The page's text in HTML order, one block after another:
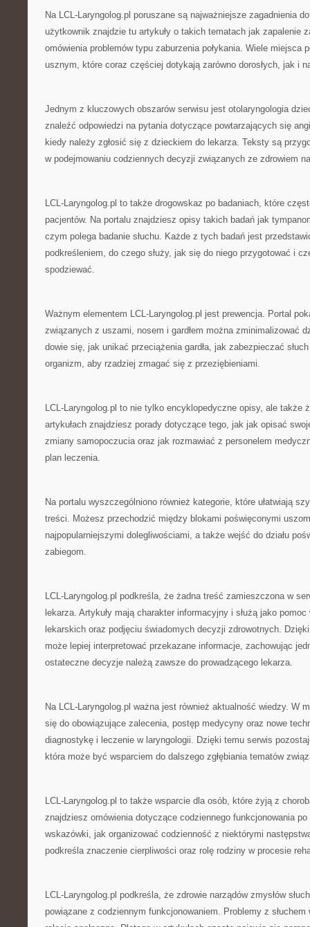
Na LCL-Laryngolog.pl poruszane są najważniejsze zagadnienia
użytkownik znajdzie tu artykuły o takich tematach jak zapalenie
omówienia problemów typu zaburzenia połykania. Wiele miejsca
usznym, które coraz częściej dotykają zarówno dorosłych, jak i
Jednym z kluczowych obszarów serwisu jest otolaryngologia
znaleźć odpowiedzi na pytania dotyczące powtarzających się
kiedy należy zgłosić się z dzieckiem do lekarza. Teksty są
w podejmowaniu codziennych decyzji związanych ze zdrowiem
LCL-Laryngolog.pl to także drogowskaz po badaniach, które
pacjentów. Na portalu znajdziesz opisy takich badań jak
czym polega badanie słuchu. Każde z tych badań jest
podkreśleniem, do czego służy, jak się do niego przygotować i
spodziewać.
Ważnym elementem LCL-Laryngolog.pl jest prewencja. Portal
związanych z uszami, nosem i gardłem można zminimalizować
dowie się, jak unikać przeciążenia gardła, jak zabezpieczać
organizm, aby rzadziej zmagać się z przeziębieniami.
LCL-Laryngolog.pl to nie tylko encyklopedyczne opisy, ale także
artykułach znajdziesz porady dotyczące tego, jak jak opisać
zmiany samopoczucia oraz jak rozmawiać z personelem
plan leczenia.
Na portalu wyszczególniono również kategorie, które ułatwiają
treści. Możesz przechodzić między blokami poświęconymi
najpopularniejszymi dolegliwościami, a także wejść do działu
zabiegom.
LCL-Laryngolog.pl podkreśla, że żadna treść zamieszczona w
lekarza. Artykuły mają charakter informacyjny i służą jako
lekarskich oraz podjęciu świadomych decyzji zdrowotnych.
może lepiej interpretować przekazane informacje, zachowując
ostateczne decyzje należą zawsze do prowadzącego lekarza.
Na LCL-Laryngolog.pl ważna jest również aktualność wiedzy. W
się do obowiązujące zalecenia, postęp medycyny oraz nowe
diagnostykę i leczenie w laryngologii. Dzięki temu serwis
która może być wsparciem do dalszego zgłębiania tematów
LCL-Laryngolog.pl to także wsparcie dla osób, które żyją z
znajdziesz omówienia dotyczące codziennego funkcjonowania
wskazówki, jak organizować codzienność z niektórymi
podkreśla znaczenie cierpliwości oraz rolę rodziny w procesie
LCL-Laryngolog.pl podkreśla, że zdrowie narządów zmysłów
powiązane z codziennym funkcjonowaniem. Problemy z słuchem